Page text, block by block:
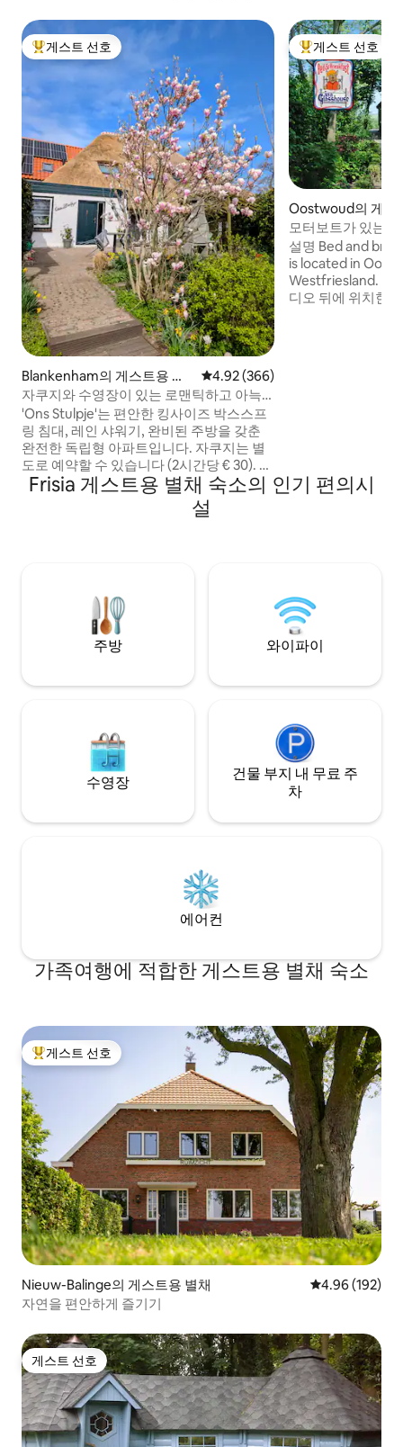
상위 게스트 선호
게스트 선호
Blankenham의 게스트용 별
채
평점 4.92점(5점 만점), 후기 366
4.92 (366)
자쿠지와 수영장이 있는 로맨틱하고 아늑
한 게스트하우스
'Ons Stulpje'는 편안한 킹사이즈 박스스프
링 침대, 레인 샤워기, 완비된 주방을 갖춘
완전한 독립형 아파트입니다. 자쿠지는 별
도로 예약할 수 있습니다 (2시간당 € 30). 여
름에는 (공용) 수영장을 이용할 수 있습니
햄에 위치하고 있으며, Giethoorn, Blokzijl,
상위 게스트 선호
게스트 선호
Oostwoud의 게스
모터보트가 있는
설명 Bed and
is located in
Westfriesland. 깊
디오 뒤에 위치한
Frisia 게스트용 별채 숙소의 인기 편의시
설
주방 와이파이
수영장
건물 부지 내 무료 주
차
에어컨
가족여행에 적합한 게스트용 별채 숙소
상위 게스트 선호
게스트 선호
Nieuw-Balinge의 게스트용 별채 평점 4.96점(5
4.96 (192)
자연을 편안하게 즐기기
게스트 선호
게스트 선호